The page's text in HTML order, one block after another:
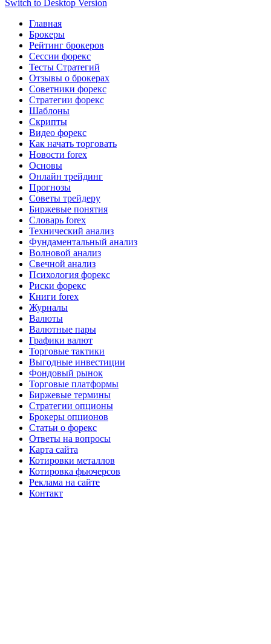
Switch to Desktop Version
Главная
Брокеры
Рейтинг брокеров
Сессии форекс
Тесты Стратегий
Отзывы о брокерах
Советники форекс
Стратегии форекс
Шаблоны
Скрипты
Видео форекс
Как начать торговать
Новости forex
Основы
Онлайн трейдинг
Прогнозы
Советы трейдеру
Биржевые понятия
Словарь forex
Технический анализ
Фундаментальный анализ
Волновой анализ
Свечной анализ
Психология форекс
Риски форекс
Книги forex
Журналы
Валюты
Валютные пары
Графики валют
Торговые тактики
Выгодные инвестиции
Фондовый рынок
Торговые платформы
Биржевые термины
Стратегии опционы
Брокеры опционов
Статьи о форекс
Ответы на вопросы
Карта сайта
Котировки металлов
Котировка фьючерсов
Реклама на сайте
Контакт